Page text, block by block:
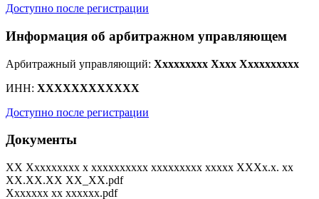
Доступно после регистрации
Информация об арбитражном управляющем
Арбитражный управляющий: Xxxxxxxxx Xxxx Xxxxxxxxxx
ИНН: XXXXXXXXXXXX
Доступно после регистрации
Документы
XX Xxxxxxxxx x xxxxxxxxxx xxxxxxxxx xxxxx XXXx.x. xx
XX.XX.XX XX_XX.pdf
Xxxxxxx xx xxxxxx.pdf